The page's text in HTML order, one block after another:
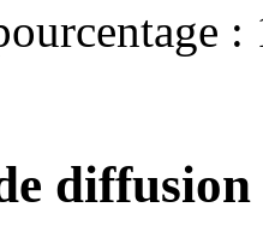
:
diffusion